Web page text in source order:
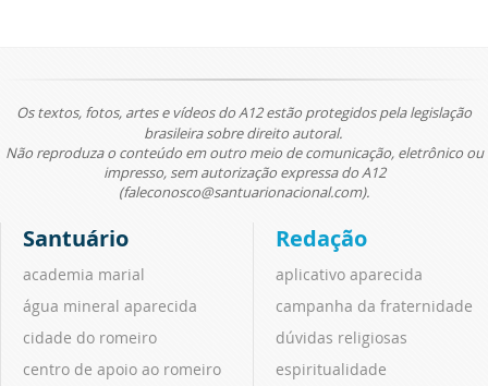
Os textos, fotos, artes e vídeos do A12 estão protegidos pela legislação
brasileira sobre direito autoral.
Não reproduza o conteúdo em outro meio de comunicação, eletrônico ou
impresso, sem autorização expressa do A12
(faleconosco@santuarionacional.com).
Santuário
academia marial
água mineral aparecida
cidade do romeiro
centro de apoio ao romeiro
Redação
aplicativo aparecida
campanha da fraternidade
dúvidas religiosas
espiritualidade